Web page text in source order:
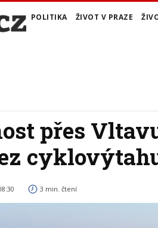
POLITIKA ŽIVOT V PRAZE
přes
3 min. čtení